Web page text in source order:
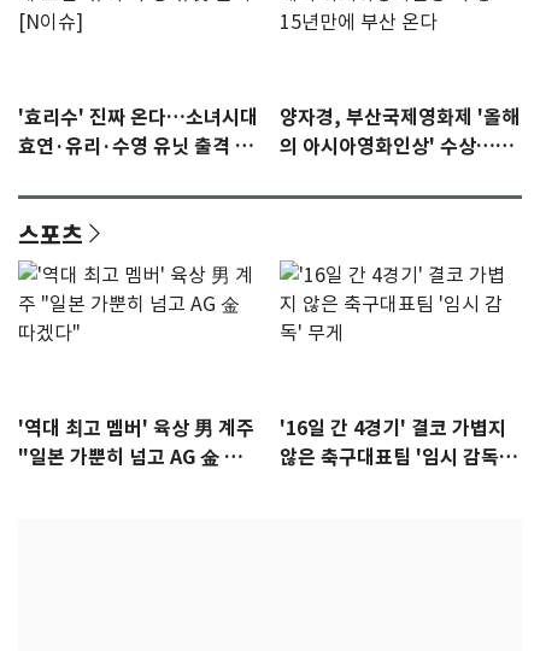
'효리수' 진짜 온다…소녀시대
효연·유리·수영 유닛 출격 [N
양자경, 부산국제영화제 '올해
의 아시아영화인상' 수상…15
스포츠
'역대 최고 멤버' 육상 男 계주
"일본 가뿐히 넘고 AG 金 따겠
'16일 간 4경기' 결코 가볍지
않은 축구대표팀 '임시 감독'